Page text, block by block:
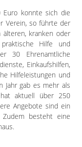
konnte sich die
Verein, so führte der
älteren, kranken oder
Hilfe und
30 Ehrenamtliche
Einkaufshilfen,
Hilfeleistungen und
Jahr gab es mehr als
aktuell über 250
Angebote sind ein
Zudem besteht eine